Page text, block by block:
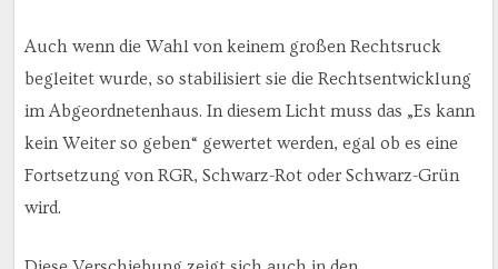
Auch wenn die Wahl von keinem großen Rechtsruck
begleitet wurde, so stabilisiert sie die Rechtsentwicklung
im Abgeordnetenhaus. In diesem Licht muss das „Es kann
kein Weiter so geben“ gewertet werden, egal ob es eine
Fortsetzung von RGR, Schwarz-Rot oder Schwarz-Grün
wird.